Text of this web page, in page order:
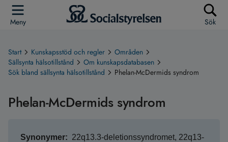
Meny Sök
Start Kunskapsstöd och regler
Områden
Sällsynta hälsotillstånd
Om kunskapsdatabasen
Sök bland sällsynta hälsotillstånd
Phelan-McDermids syndrom
Phelan-McDermids syndrom
Synonymer 22q13.3-deletionssyndromet, 22q13-